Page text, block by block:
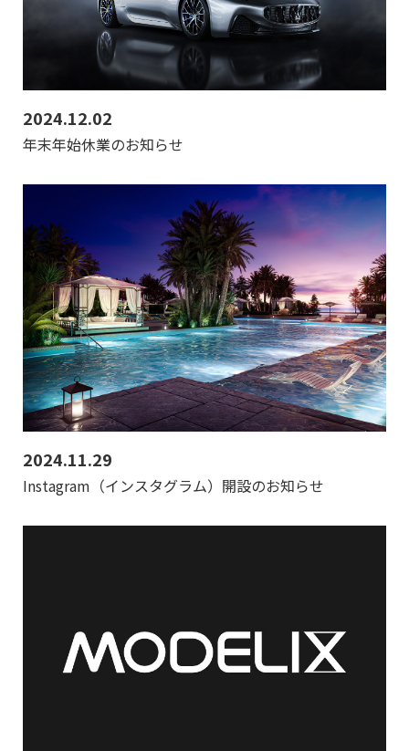
2024.12.02
年末年始休業のお知らせ
2024.11.29
Instagram（インスタグラム）開設のお知らせ